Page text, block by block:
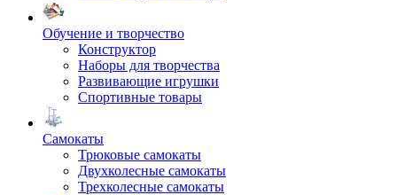
Обучение и творчество
Конструктор
Наборы для творчества
Развивающие игрушки
Спортивные товары
Самокаты
Трюковые самокаты
Двухколесные самокаты
Трехколесные самокаты